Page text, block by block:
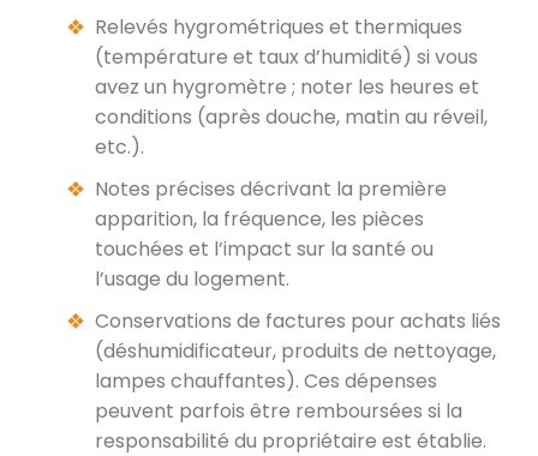
Relevés hygrométriques et thermiques
(température et taux d’humidité) si vous
avez un hygromètre ; noter les heures et
conditions (après douche, matin au réveil,
etc.).
Notes précises décrivant la première
apparition, la fréquence, les pièces
touchées et l’impact sur la santé ou
l’usage du logement.
Conservations de factures pour achats liés
(déshumidificateur, produits de nettoyage,
lampes chauffantes). Ces dépenses
peuvent parfois être remboursées si la
responsabilité du propriétaire est établie.